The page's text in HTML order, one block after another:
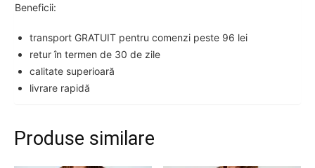
Beneficii:
transport GRATUIT pentru comenzi peste 96 lei
retur în termen de 30 de zile
calitate superioară
livrare rapidă
Produse similare